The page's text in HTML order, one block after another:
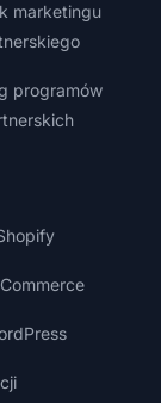
marketingu
programów